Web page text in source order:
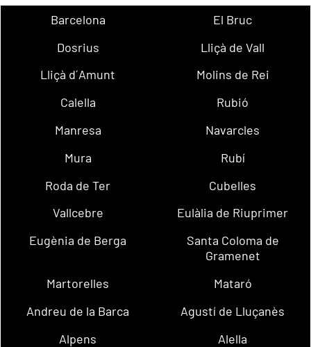
Barcelona
El Bruc
Dosrius
Lliçà de Vall
Lliçà d´Amunt
Molins de Rei
Calella
Rubió
Manresa
Navarcles
Mura
Rubí
Roda de Ter
Cubelles
Vallcebre
Eulàlia de Riuprimer
Eugènia de Berga
Santa Coloma de
Gramenet
Martorelles
Mataró
Andreu de la Barca
Agustí de Lluçanès
Alpens
Alella